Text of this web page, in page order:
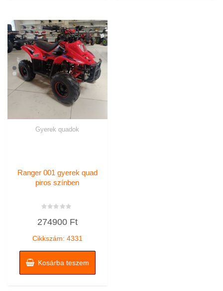
Gyerek quadok
Ranger 001 gyerek quad
piros színben
0
274900 Ft
Cikkszám: 4331
Kosárba teszem